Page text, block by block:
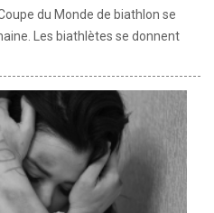
du Monde de biathlon se
Les biathlètes se donnent